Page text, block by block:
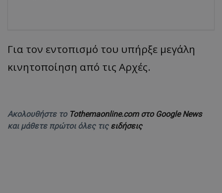
Για τον εντοπισμό του υπήρξε μεγάλη
κινητοποίηση από τις Αρχές.
Ακολουθήστε το Tothemaonline.com στο Google News
και μάθετε πρώτοι όλες τις ειδήσεις